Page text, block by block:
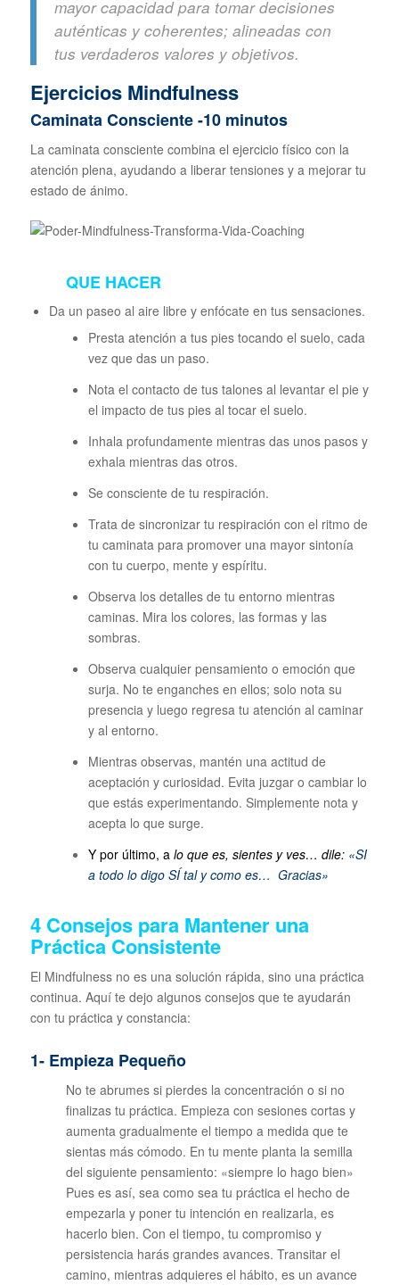
mayor capacidad para tomar decisiones
auténticas y coherentes; alineadas con
tus verdaderos valores y objetivos.
Ejercicios Mindfulness
Caminata Consciente -10 minutos
La caminata consciente combina el ejercicio físico con la
atención plena, ayudando a liberar tensiones y a mejorar tu
estado de ánimo.
QUE HACER
Da un paseo al aire libre y enfócate en tus sensaciones.
Presta atención a tus pies tocando el suelo, cada
vez que das un paso.
Nota el contacto de tus talones al levantar el pie y
el impacto de tus pies al tocar el suelo.
Inhala profundamente mientras das unos pasos y
exhala mientras das otros.
Se consciente de tu respiración.
Trata de sincronizar tu respiración con el ritmo de
tu caminata para promover una mayor sintonía
con tu cuerpo, mente y espíritu.
Observa los detalles de tu entorno mientras
caminas. Mira los colores, las formas y las
sombras.
Observa cualquier pensamiento o emoción que
surja. No te enganches en ellos; solo nota su
presencia y luego regresa tu atención al caminar
y al entorno.
Mientras observas, mantén una actitud de
aceptación y curiosidad. Evita juzgar o cambiar lo
que estás experimentando. Simplemente nota y
acepta lo que surge.
Y por último, a lo que es, sientes y ves… dile:«SI
a todo lo digo SÍ tal y como es… Gracias»
4 Consejos para Mantener una
Práctica Consistente
El Mindfulness no es una solución rápida, sino una práctica
continua. Aquí te dejo algunos consejos que te ayudarán
con tu práctica y constancia:
1- Empieza Pequeño
No te abrumes si pierdes la concentración o si no
finalizas tu práctica. Empieza con sesiones cortas y
aumenta gradualmente el tiempo a medida que te
sientas más cómodo. En tu mente planta la semilla
del siguiente pensamiento: «siempre lo hago bien»
Pues es así, sea como sea tu práctica el hecho de
empezarla y poner tu intención en realizarla, es
hacerlo bien. Con el tiempo, tu compromiso y
persistencia harás grandes avances. Transitar el
camino, mientras adquieres el hábito, es un avance